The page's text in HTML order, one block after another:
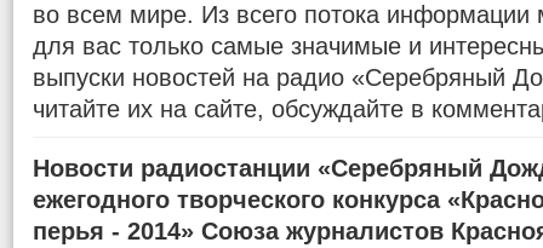
во всем мире. Из всего потока информации
для вас только самые значимые и
выпуски новостей на радио «Серебряный
читайте их на сайте, обсуждайте в
Новости радиостанции «Серебряный
ежегодного творческого конкурса
перья - 2014» Союза журналистов